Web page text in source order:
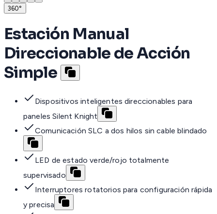
360°
Estación Manual
Direccionable de Acción
Simple
Dispositivos inteligentes direccionables para
paneles Silent Knight
Comunicación SLC a dos hilos sin cable blindado
LED de estado verde/rojo totalmente
supervisado
Interruptores rotatorios para configuración rápida
y precisa